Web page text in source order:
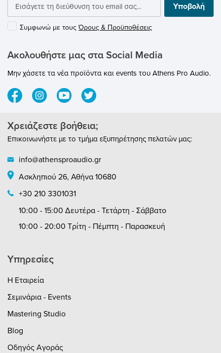
Υποβολή
Συμφωνώ με τους Όρους & Προϋποθέσεις
Ακολουθήστε μας στα Social Media
Μην χάσετε τα νέα προϊόντα και events του Athens Pro Audio.
Χρειάζεστε βοήθεια;
Επικοινωνήστε με το τμήμα εξυπηρέτησης πελατών μας:
info@athensproaudio.gr
Ασκληπιού 26, Αθήνα 10680
+30 210 3301031
10:00 - 15:00 Δευτέρα - Τετάρτη - Σάββατο
10:00 - 20:00 Τρίτη - Πέμπτη - Παρασκευή
Υπηρεσίες
Η Εταιρεία
Σεμινάρια - Events
Mastering Studio
Blog
Οδηγός Αγοράς